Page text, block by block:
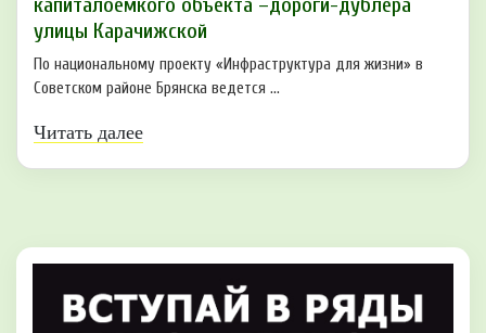
капиталоёмкого объекта –дороги-дублёра
улицы Карачижской
По национальному проекту «Инфраструктура для жизни» в
Советском районе Брянска ведется ...
Читать далее